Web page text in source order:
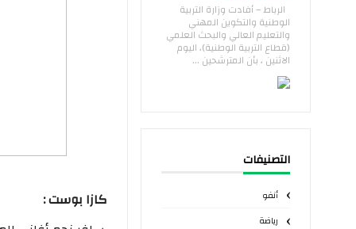
الرباط – أفادت وزارة التربية
الوطنية والتكوين المهني
والتعليم العالي والبحث العلمي
(قطاع التربية الوطنية)، اليوم
الاثنين ، بأن المترشحين ...
التصنيفات
أنفو
رياضة
كازا بوست :